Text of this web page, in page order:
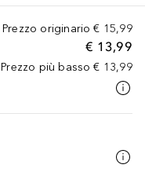
Prezzo originario € 15,99
€ 13,99
Prezzo più basso € 13,99